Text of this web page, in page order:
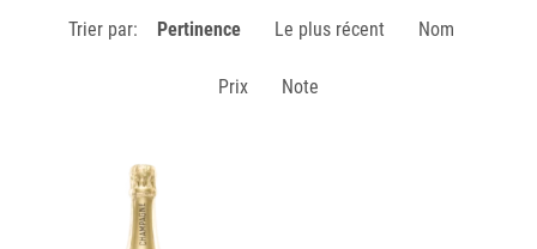
Trier par: Pertinence Le plus récent Nom
Prix Note